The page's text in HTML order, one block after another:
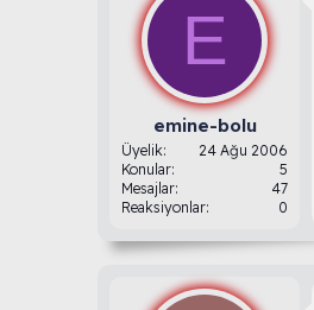
E
emine-bolu
Üyelik
24 Ağu 2006
Konular
5
Mesajlar
47
Reaksiyonlar
0